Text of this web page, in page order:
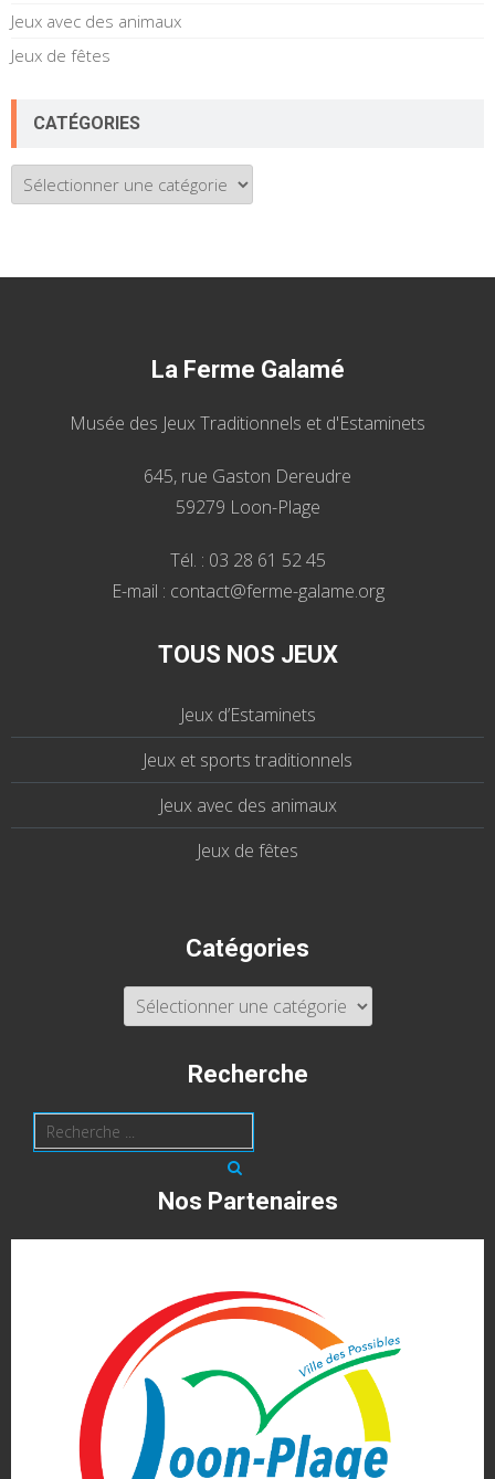
Jeux avec des animaux
Jeux de fêtes
CATÉGORIES
Catégories
La Ferme Galamé
Musée des Jeux Traditionnels et d'Estaminets
645, rue Gaston Dereudre
59279 Loon-Plage
Tél. : 03 28 61 52 45
E-mail : contact@ferme-galame.org
TOUS NOS JEUX
Jeux d’Estaminets
Jeux et sports traditionnels
Jeux avec des animaux
Jeux de fêtes
Catégories
Catégories
Recherche
Nos Partenaires